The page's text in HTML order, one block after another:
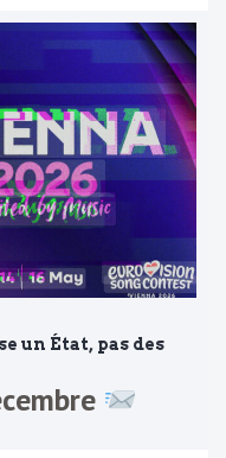
un État, pas des